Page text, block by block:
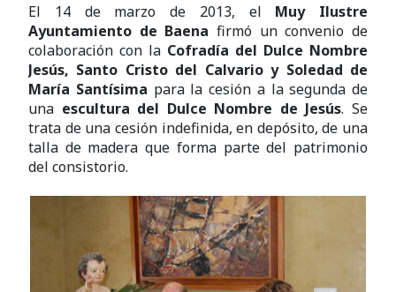
El 14 de marzo de 2013, el Muy Ilustre
Ayuntamiento de Baena firmó un convenio de
colaboración con la Cofradía del Dulce Nombre
Jesús, Santo Cristo del Calvario y Soledad de
María Santísima para la cesión a la segunda de
una escultura del Dulce Nombre de Jesús. Se
trata de una cesión indefinida, en depósito, de una
talla de madera que forma parte del patrimonio
del consistorio.